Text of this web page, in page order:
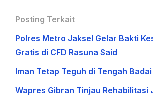
Posting Terkait
Polres Metro Jaksel Gelar Bakti
Gratis di CFD Rasuna Said
Iman Tetap Teguh di Tengah
Wapres Gibran Tinjau Rehabilitasi